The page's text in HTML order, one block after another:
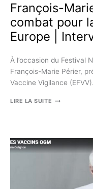
François-
combat pour
Europe |
À l’occasion du Festival
François-Marie Périer,
Vaccine Vigilance (EFVV).
LIRE LA SUITE FRANÇOIS-
: